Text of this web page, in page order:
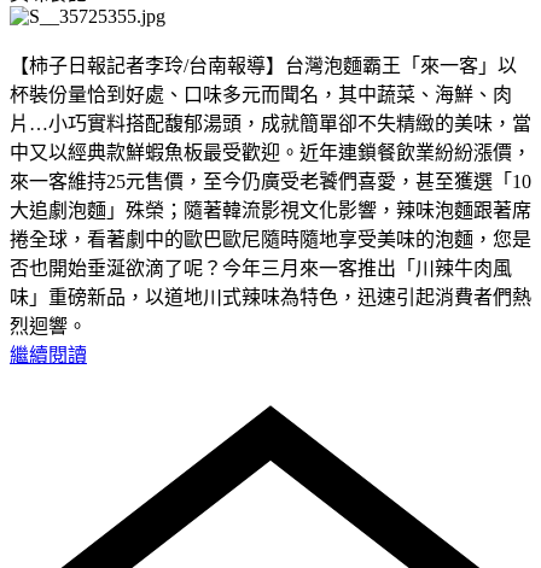
【柿子日報記者李玲/台南報導】台灣泡麵霸王「來一客」以
杯裝份量恰到好處、口味多元而聞名，其中蔬菜、海鮮、肉
片…小巧實料搭配馥郁湯頭，成就簡單卻不失精緻的美味，當
中又以經典款鮮蝦魚板最受歡迎。近年連鎖餐飲業紛紛漲價，
來一客維持25元售價，至今仍廣受老饕們喜愛，甚至獲選「10
大追劇泡麵」殊榮；隨著韓流影視文化影響，辣味泡麵跟著席
捲全球，看著劇中的歐巴歐尼隨時隨地享受美味的泡麵，您是
否也開始垂涎欲滴了呢？今年三月來一客推出「川辣牛肉風
味」重磅新品，以道地川式辣味為特色，迅速引起消費者們熱
烈迴響。
繼續閱讀